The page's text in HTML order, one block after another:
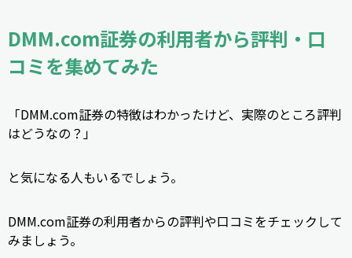
DMM.com証券の利用者から評判・口
コミを集めてみた
「DMM.com証券の特徴はわかったけど、実際のところ評判
はどうなの？」
と気になる人もいるでしょう。
DMM.com証券の利用者からの評判や口コミをチェックして
みましょう。